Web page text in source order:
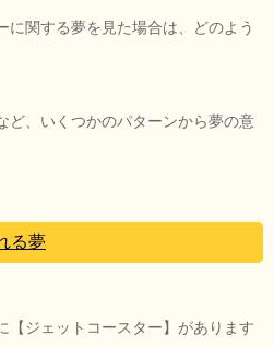
に関する夢を見た場合は、どのよう
ど、いくつかのパターンから夢の意
る夢
【ジェットコースター】があります